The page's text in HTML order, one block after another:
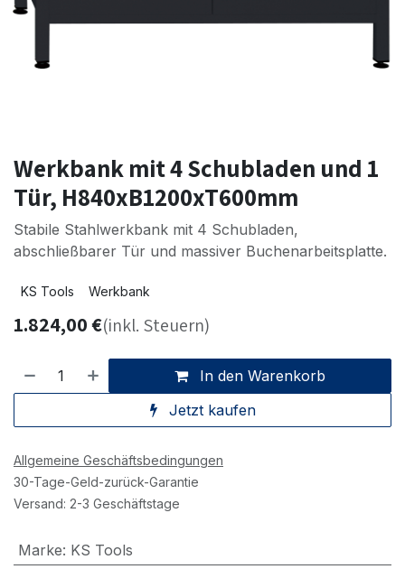
Werkbank mit 4 Schubladen und 1
Tür, H840xB1200xT600mm
Stabile Stahlwerkbank mit 4 Schubladen,
abschließbarer Tür und massiver Buchenarbeitsplatte.
KS Tools Werkbank
1.824,00€(inkl. Steuern)
In den Warenkorb
Jetzt kaufen
Allgemeine Geschäftsbedingungen
30-Tage-Geld-zurück-Garantie
Versand: 2-3 Geschäftstage
Marke: KS Tools